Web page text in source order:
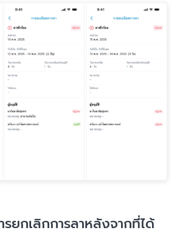
รยกเลิกการลาหลังจากที่ได้